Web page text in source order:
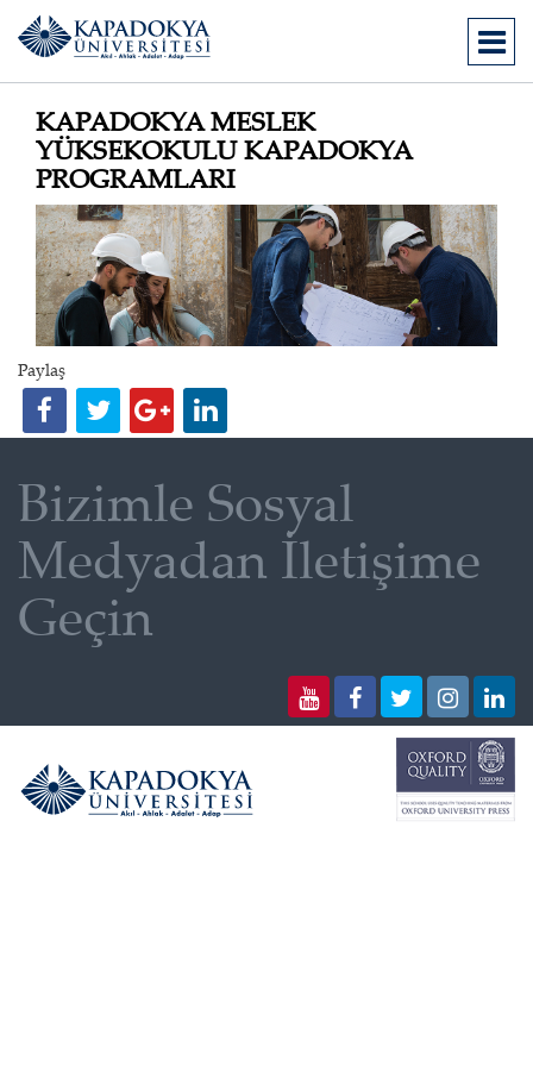
KAPADOKYA MESLEK
YÜKSEKOKULU KAPADOKYA
PROGRAMLARI
Paylaş
Bizimle Sosyal
Medyadan İletişime
Geçin